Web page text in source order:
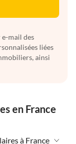
mail des
liées
ainsi
en France
à France